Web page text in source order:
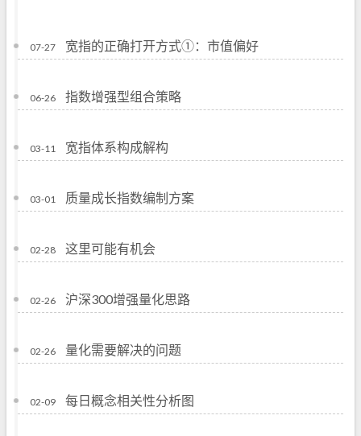
07-27 宽指的正确打开方式①：市值偏好
06-26 指数增强型组合策略
03-11 宽指体系构成解构
03-01 质量成长指数编制方案
02-28 这里可能有机会
02-26 沪深300增强量化思路
02-26 量化需要解决的问题
02-09 每日概念相关性分析图